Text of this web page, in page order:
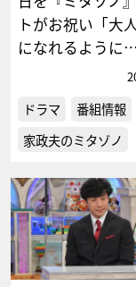
トがお祝い「大
になれるように…
ドラマ
番組情報
家政夫のミタゾノ